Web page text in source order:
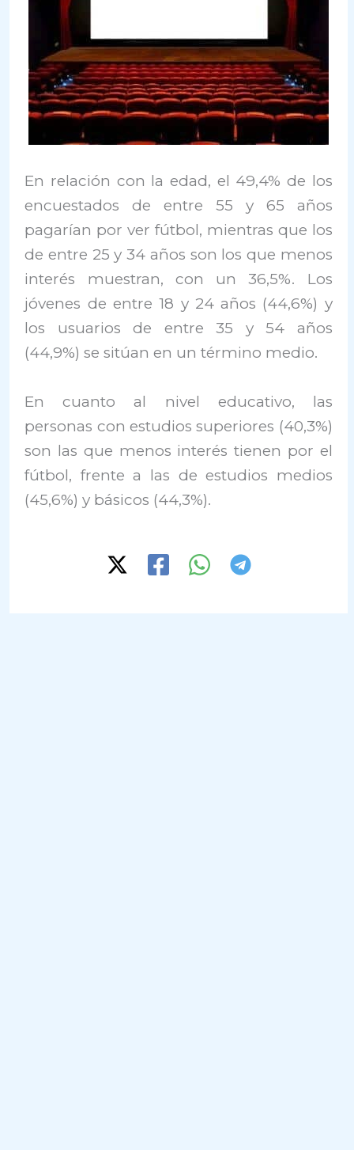
En relación con la edad, el 49,4% de los
encuestados de entre 55 y 65 años
pagarían por ver fútbol, mientras que los
de entre 25 y 34 años son los que menos
interés muestran, con un 36,5%. Los
jóvenes de entre 18 y 24 años (44,6%) y
los usuarios de entre 35 y 54 años
(44,9%) se sitúan en un término medio.
En cuanto al nivel educativo, las
personas con estudios superiores (40,3%)
son las que menos interés tienen por el
fútbol, frente a las de estudios medios
(45,6%) y básicos (44,3%).